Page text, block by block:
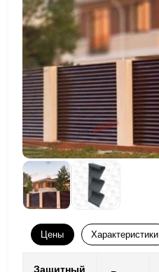
Цены Характеристики
Защитный